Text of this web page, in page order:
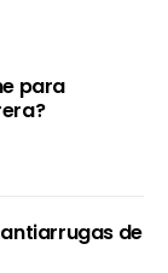
para
de